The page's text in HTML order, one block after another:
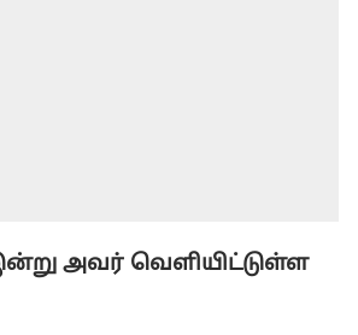
அவர் வெளியிட்டுள்ள